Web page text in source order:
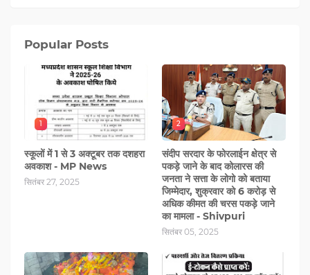
Popular Posts
1
स्कूलों में 1 से 3 अक्टूबर तक दशहरा
अवकाश - MP News
सितंबर 27, 2025
2
संदीप सरदार के फोरलाईन क्षेत्र से
पकड़े जाने के बाद कोलारस की
जनता ने सत्ता के लोगो को बताया
जिम्मेदार, शुक्रवार को 6 करोड़ से
अधिक कीमत की चरस पकड़े जाने
का मामला - Shivpuri
सितंबर 05, 2025